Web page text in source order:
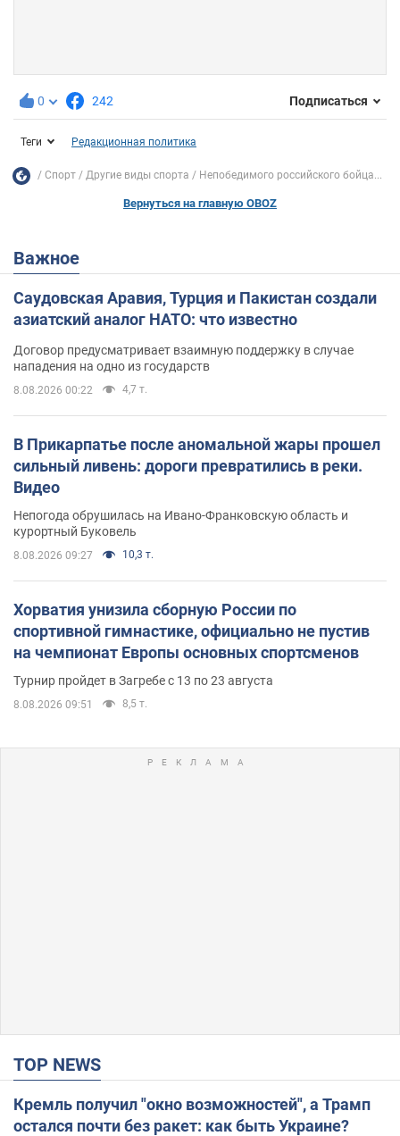
0 242 Подписаться
Теги Редакционная политика
Спорт Другие виды спорта Непобедимого российского бойца...
Вернуться на главную OBOZ
Важное
Саудовская Аравия, Турция и Пакистан создали
азиатский аналог НАТО: что известно
Договор предусматривает взаимную поддержку в случае
нападения на одно из государств
8.08.2026 00:22 4,7 т.
В Прикарпатье после аномальной жары прошел
сильный ливень: дороги превратились в реки.
Видео
Непогода обрушилась на Ивано-Франковскую область и
курортный Буковель
8.08.2026 09:27 10,3 т.
Хорватия унизила сборную России по
спортивной гимнастике, официально не пустив
на чемпионат Европы основных спортсменов
Турнир пройдет в Загребе с 13 по 23 августа
8.08.2026 09:51 8,5 т.
TOP NEWS
Кремль получил "окно возможностей", а Трамп
остался почти без ракет: как быть Украине?